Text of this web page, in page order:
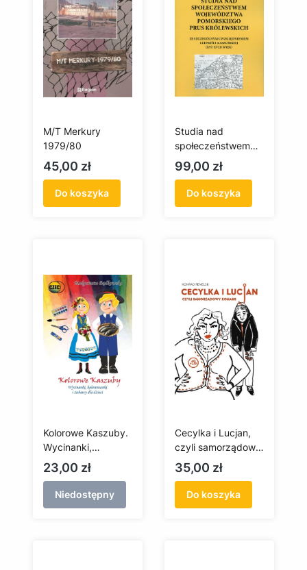
M/T Merkury
1979/80
Cena
45,00 zł
Do koszyka
Studia nad
społeczeństwem
województwa
pomorskiego Prus
Królewskich ze
szczególnym
Cena
99,00 zł
Do koszyka
Kolorowe Kaszuby.
Wycinanki,
kolorowanki i
zabawy dla dzieci
Cena
23,00 zł
Niedostępny
Cecylka i Lucjan,
czyli samorządowy
romans
Cena
35,00 zł
Do koszyka